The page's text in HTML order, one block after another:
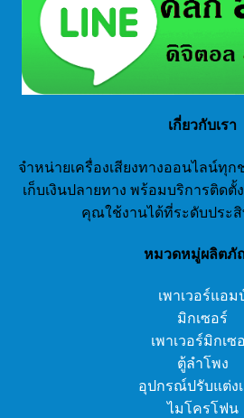
เกี่ยวกับเรา
จำหน่ายเครื่องเสียงทางออนไลน์ทุก
เก็บเงินปลายทาง พร้อมบริการติดตั้
คุณใช้งานได้ที่ระดับประ
หมวดหมู่ผลิต
เพาเวอร์แอม
มิกเซอร์
เพาเวอร์มิกเซ
ตู้ลำโพง
อุปกรณ์ปรับแต่งเ
ไมโครโฟน